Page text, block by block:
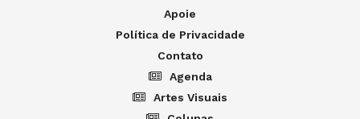
Apoie
Política de Privacidade
Contato
Agenda
Artes Visuais